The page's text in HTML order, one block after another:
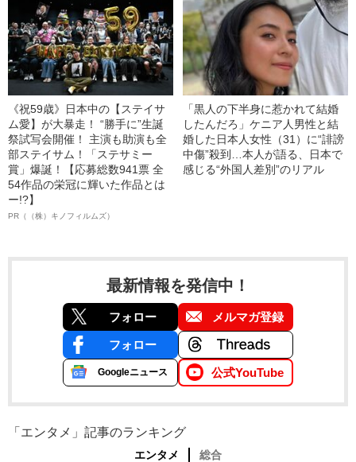
《祝59歳》日本中の【ステイサ
ム愛】が大暴走！ “勝手に”生誕
祭試写会開催！ 主演も助演も全
部ステイサム！「ステサミー
賞」爆誕！【応募総数941票 全
54作品の栄冠に輝いた作品とは
ー!?】
PR（（株）キノフィルムズ）
「黒人の下半身に惹かれて結婚
したんだろ」ケニア人男性と結
婚した日本人女性（31）に“誹謗
中傷”殺到…本人が語る、日本で
感じる“外国人差別”のリアル
最新情報を発信中！
フォロー メルマガ登録
フォロー
Googleニュース 公式YouTube
「エンタメ」記事のランキング
エンタメ 総合